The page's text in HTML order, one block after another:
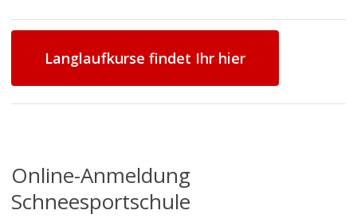
Langlaufkurse findet Ihr hier
Online-Anmeldung
Schneesportschule